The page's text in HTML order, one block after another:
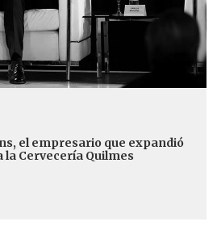
el empresario que expandió
Cervecería Quilmes